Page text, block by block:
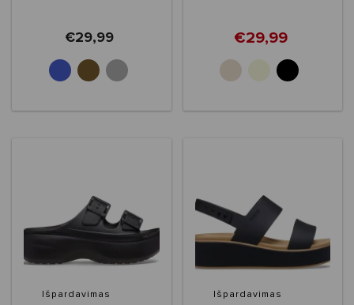
€29,99 €29,99
Išpardavimas Išpardavimas